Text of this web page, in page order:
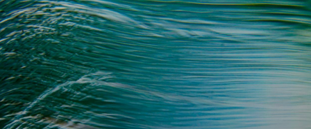
und Migration mit
semantischen Technologien:
Proof of Concept Package
20.4.2021|Datenschutz, ECM, DMS und Content Services,